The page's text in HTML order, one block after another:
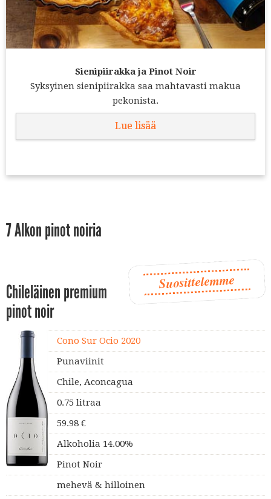
Sienipiirakka ja Pinot Noir
Syksyinen sienipiirakka saa mahtavasti makua
pekonista.
Lue lisää
7 Alkon pinot noiria
Suosittelemme
Chileläinen premium
pinot noir
Cono Sur Ocio 2020
Punaviinit
Chile, Aconcagua
0.75 litraa
59.98 €
Alkoholia 14.00%
Pinot Noir
mehevä & hilloinen